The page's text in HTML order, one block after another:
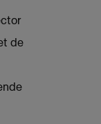
de